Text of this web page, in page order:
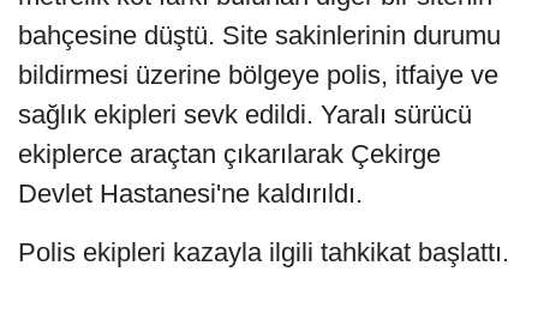
bahçesine düştü. Site sakinlerinin durumu
bildirmesi üzerine bölgeye polis, itfaiye ve
sağlık ekipleri sevk edildi. Yaralı sürücü
ekiplerce araçtan çıkarılarak Çekirge
Devlet Hastanesi'ne kaldırıldı.
Polis ekipleri kazayla ilgili tahkikat başlattı.